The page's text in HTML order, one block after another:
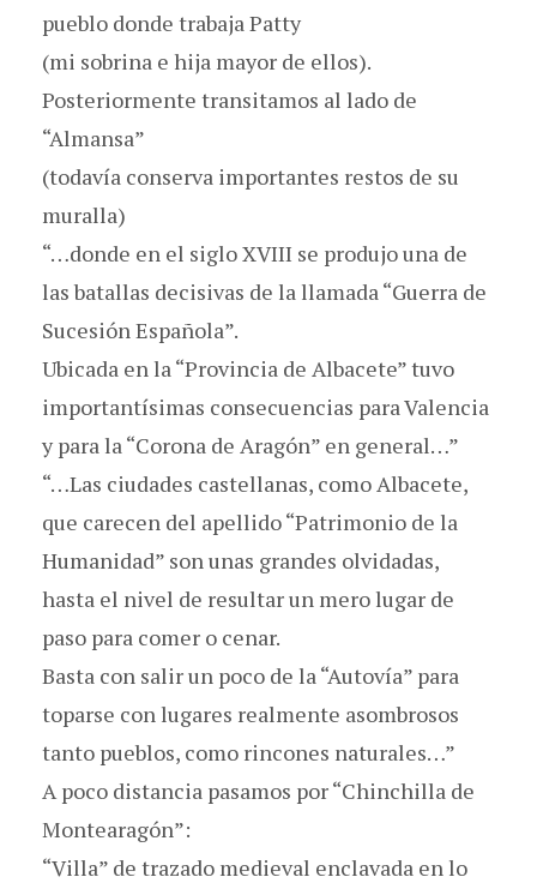
pueblo donde trabaja Patty
(mi sobrina e hija mayor de ellos).
Posteriormente transitamos al lado de
“Almansa”
(todavía conserva importantes restos de su
muralla)
“…donde en el siglo XVIII se produjo una de
las batallas decisivas de la llamada “Guerra de
Sucesión Española”.
Ubicada en la “Provincia de Albacete” tuvo
importantísimas consecuencias para Valencia
y para la “Corona de Aragón” en general…”
“…Las ciudades castellanas, como Albacete,
que carecen del apellido “Patrimonio de la
Humanidad” son unas grandes olvidadas,
hasta el nivel de resultar un mero lugar de
paso para comer o cenar.
Basta con salir un poco de la “Autovía” para
toparse con lugares realmente asombrosos
tanto pueblos, como rincones naturales…”
A poco distancia pasamos por “Chinchilla de
Montearagón”:
“Villa” de trazado medieval enclavada en lo